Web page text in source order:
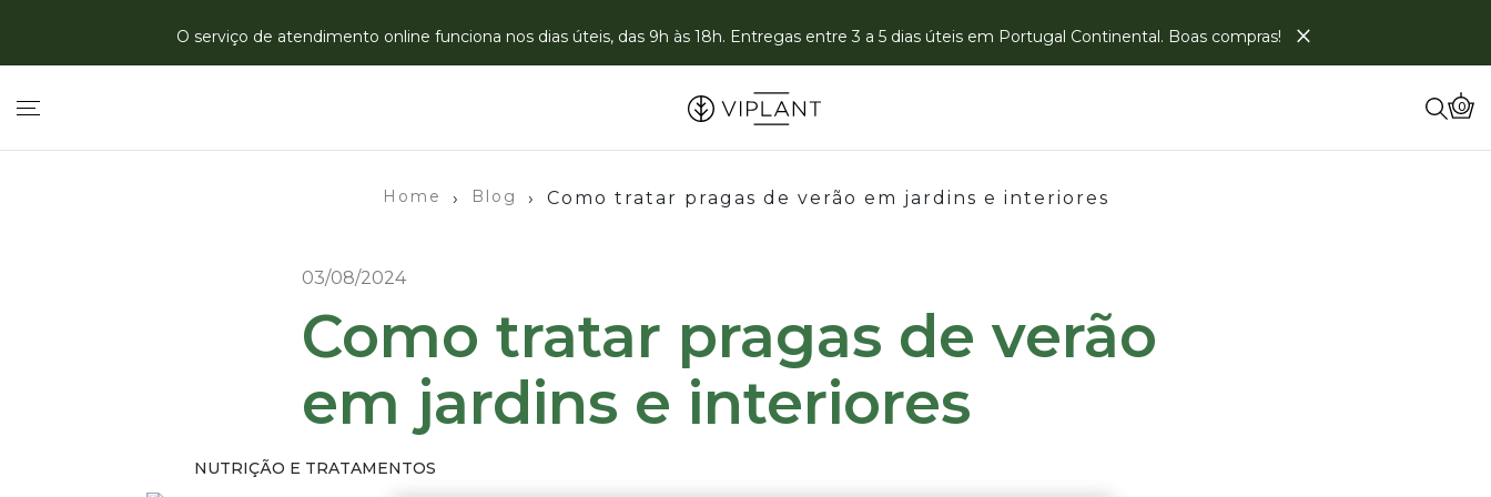
O serviço de atendimento online funciona nos dias úteis, das 9h às 18h. Entregas entre 3 a 5 dias úteis em Portugal Continental. Boas compras! ×
0
Home › Blog › Como tratar pragas de verão em jardins e interiores
03/08/2024
Como tratar pragas de verão
em jardins e interiores
NUTRIÇÃO E TRATAMENTOS